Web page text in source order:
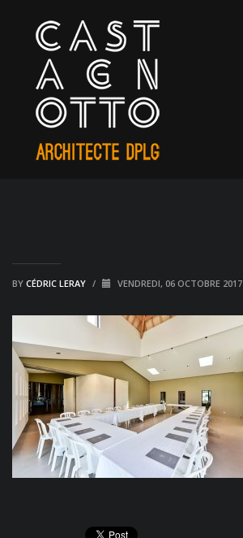
BY CÉDRIC LERAY / VENDREDI, 06 OCTOBRE 2017